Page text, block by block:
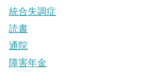
統合失調症
読書
通院
障害年金